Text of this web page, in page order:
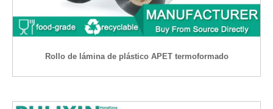
Rollo de lámina de plástico APET termoformado